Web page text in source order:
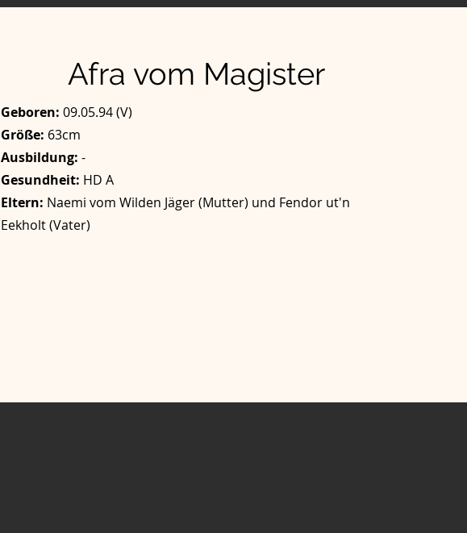
Afra vom Magister
Geboren: 09.05.94 (V)
Größe: 63cm
Ausbildung: -
Gesundheit: HD A
Eltern: Naemi vom Wilden Jäger (Mutter) und Fendor ut'n
Eekholt (Vater)